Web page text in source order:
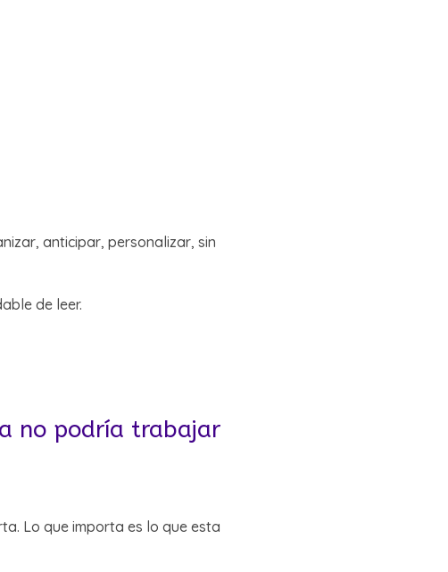
anticipar, personalizar, sin
de leer.
no podría trabajar
Lo que importa es lo que esta